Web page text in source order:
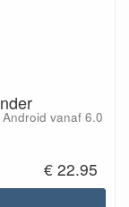
vanaf 6.0
€ 22.95